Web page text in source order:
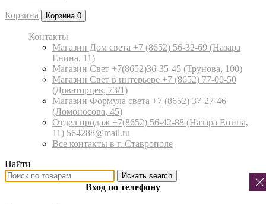
Корзина Корзина 0
Контакты
Магазин Дом света +7 (8652) 56-32-69 (Назара
Енина, 11)
Магазин Свет +7(8652)36-35-45 (Трунова, 100)
Магазин Свет в интерьере +7 (8652) 77-00-50
(Доваторцев, 73/1)
Магазин Формула света +7 (8652) 37-27-46
(Ломоносова, 45)
Отдел продаж +7(8652) 56-42-88 (Назара Енина,
11) 564288@mail.ru
Все контакты в г. Ставрополе
Найти
Искать search
Вход по телефону